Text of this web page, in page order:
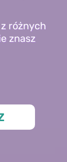
różnych
znasz